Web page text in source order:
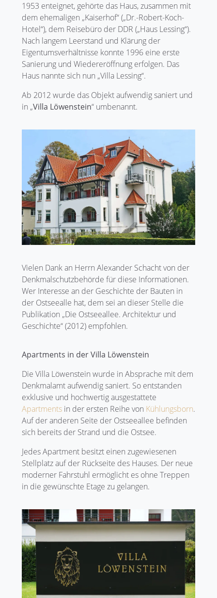
1953 enteignet, gehörte das Haus, zusammen mit
dem ehemaligen „Kaiserhof“ („Dr.-Robert-Koch-
Hotel“), dem Reisebüro der DDR („Haus Lessing“).
Nach langem Leerstand und Klärung der
Eigentumsverhältnisse konnte 1996 eine erste
Sanierung und Wiedereröffnung erfolgen. Das
Haus nannte sich nun „Villa Lessing“.
Ab 2012 wurde das Objekt aufwendig saniert und
in „Villa Löwenstein“ umbenannt.
Vielen Dank an Herrn Alexander Schacht von der
Denkmalschutzbehörde für diese Informationen.
Wer Interesse an der Geschichte der Bauten in
der Ostseealle hat, dem sei an dieser Stelle die
Publikation „Die Ostseeallee. Architektur und
Geschichte“ (2012) empfohlen.
Apartments in der Villa Löwenstein
Die Villa Löwenstein wurde in Absprache mit dem
Denkmalamt aufwendig saniert. So entstanden
exklusive und hochwertig ausgestattete
Apartments in der ersten Reihe von Kühlungsborn.
Auf der anderen Seite der Ostseeallee befinden
sich bereits der Strand und die Ostsee.
Jedes Apartment besitzt einen zugewiesenen
Stellplatz auf der Rückseite des Hauses. Der neue
moderner Fahrstuhl ermöglicht es ohne Treppen
in die gewünschte Etage zu gelangen.